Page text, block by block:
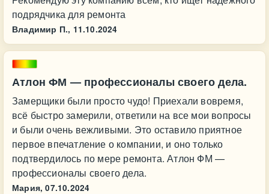
подрядчика для ремонта
Владимир П., 11.10.2024
Атлон ФМ — профессионалы своего дела.
Замерщики были просто чудо! Приехали вовремя,
всё быстро замерили, ответили на все мои вопросы
и были очень вежливыми. Это оставило приятное
первое впечатление о компании, и оно только
подтвердилось по мере ремонта. Атлон ФМ —
профессионалы своего дела.
Мария, 07.10.2024